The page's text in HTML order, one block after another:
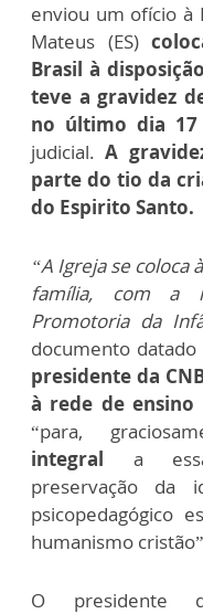
enviou um ofício à
Mateus (ES)
Brasil à
teve a gravidez
no último dia 17
judicial.A
parte do tio da
do Espirito Santo.
“A Igreja se coloca
família, com a
Promotoria da
documento
presidente da
à rede de ensino
“para,
integral a essa
preservação da
psicopedagógico
humanismo
O presidente